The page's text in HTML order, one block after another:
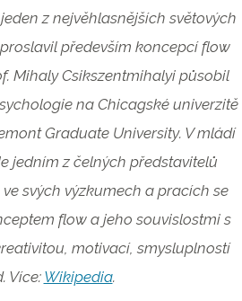
z nejvěhlasnějších světových
především koncepcí flow
Mihaly Csikszentmihalyi působil
na Chicagské univerzitě
Graduate University. V mládí
jedním z čelných představitelů
svých výzkumech a pracích se
flow a jeho souvislostmi s
motivací, smysluplností
Více:Wikipedia.